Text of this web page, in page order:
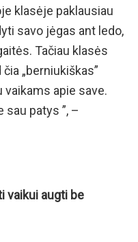
klasėje paklausiau
savo jėgas ant ledo,
Tačiau klasės
„berniukiškas”
apie save.
sau patys ”, –
vaikui augti be